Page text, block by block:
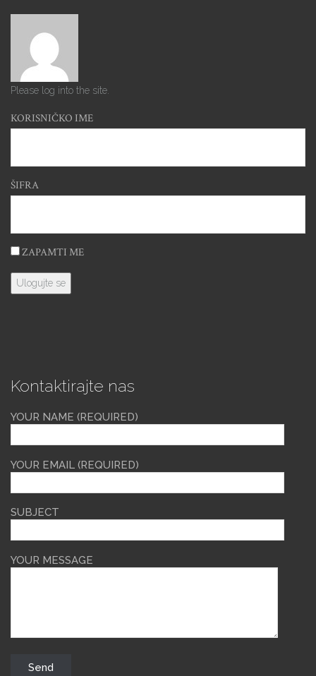
Please log into the site.
KORISNIČKO IME
ŠIFRA
ZAPAMTI ME
Kontaktirajte nas
YOUR NAME (REQUIRED)
YOUR EMAIL (REQUIRED)
SUBJECT
YOUR MESSAGE